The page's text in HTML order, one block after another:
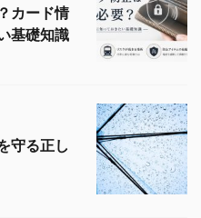
カード情
基礎知識
守る正し